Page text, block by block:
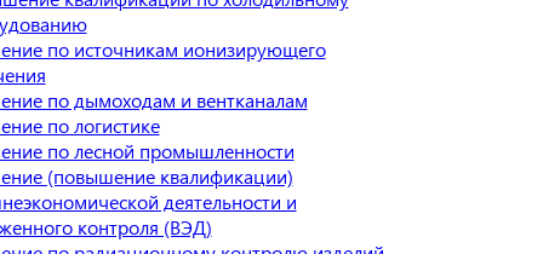
по источникам ионизирующего
по дымоходам и вентканалам
по логистике
по лесной промышленности
(повышение квалификации)
деятельности и
контроля (ВЭД)